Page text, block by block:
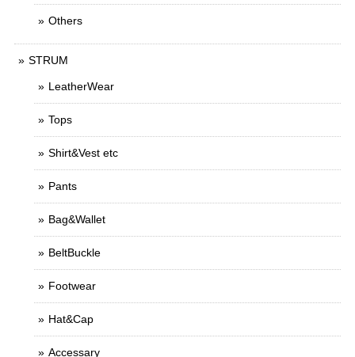
Others
STRUM
LeatherWear
Tops
Shirt&Vest etc
Pants
Bag&Wallet
BeltBuckle
Footwear
Hat&Cap
Accessary